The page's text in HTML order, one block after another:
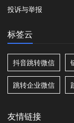
投诉与举报
标签云
抖音跳转微信
跳转企业微信
友情链接